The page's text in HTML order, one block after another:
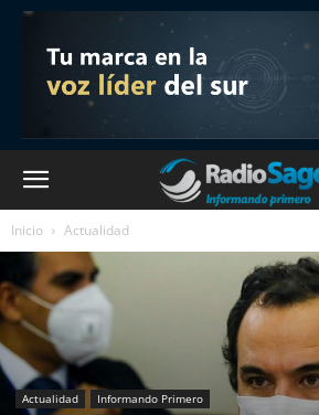
Inicio Actualidad
Actualidad Informando Primero